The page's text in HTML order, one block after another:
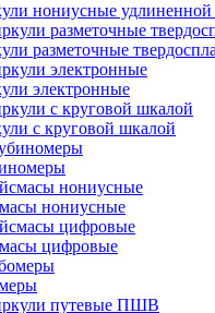
нониусные
разметочные
электронные
с круговой шкалой
нониусные
цифровые